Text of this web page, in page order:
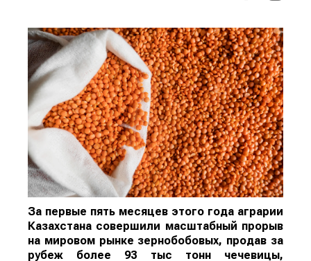
За первые пять месяцев этого года аграрии
Казахстана совершили масштабный прорыв
на мировом рынке зернобобовых, продав за
рубеж более 93 тыс тонн чечевицы,